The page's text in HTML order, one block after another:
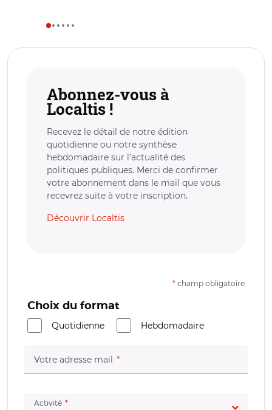
Abonnez-vous à
Localtis !
Recevez le détail de notre édition
quotidienne ou notre synthèse
hebdomadaire sur l’actualité des
politiques publiques. Merci de confirmer
votre abonnement dans le mail que vous
recevrez suite à votre inscription.
Découvrir Localtis
* champ obligatoire
Choix du format
Quotidienne
Hebdomadaire
Votre adresse mail (champ obligatoire)
Activité (champ obligatoire)